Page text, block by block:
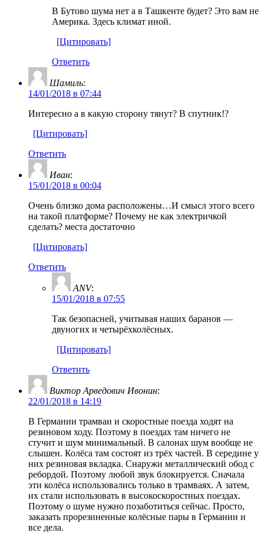
В Бутово шума нет а в Ташкенте будет? Это вам не
Америка. Здесь климат иной.
[Цитировать]
Ответить
Шамиль:
14/01/2018 в 07:44
Интересно а в какую сторону тянут? В спутник!?
[Цитировать]
Ответить
Иван:
15/01/2018 в 00:04
Очень близко дома расположены…И смысл этого всего
на такой платформе? Почему не как электричкой
сделать? места достаточно
[Цитировать]
Ответить
ANV:
15/01/2018 в 07:55
Так безопасней, учитывая наших баранов —
двуногих и четырёхколёсных.
[Цитировать]
Ответить
Виктор Арведович Ивонин:
22/01/2018 в 14:19
В Германии трамваи и скоростные поезда ходят на
резиновом ходу. Поэтому в поездах там ничего не
стучит и шум минимальный. В салонах шум вообще не
слышен. Колёса там состоят из трёх частей. В середине у
них резиновая вкладка. Снаружи металлический обод с
ребордой. Поэтому любой звук блокируется. Сначала
эти колёса использовались только в трамваях. А затем,
их стали использовать в высокоскоростных поездах.
Поэтому о шуме нужно позаботиться сейчас. Просто,
заказать прорезиненные колёсные пары в Германии и
все дела.